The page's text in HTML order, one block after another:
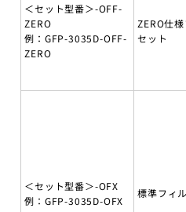
＜セット型番＞-OFF-
ZERO
例：GFP-3035D-OFF-
ZERO
ZERO仕
セット
＜セット型番＞-OFX
例：GFP-3035D-OFX
標準フィ